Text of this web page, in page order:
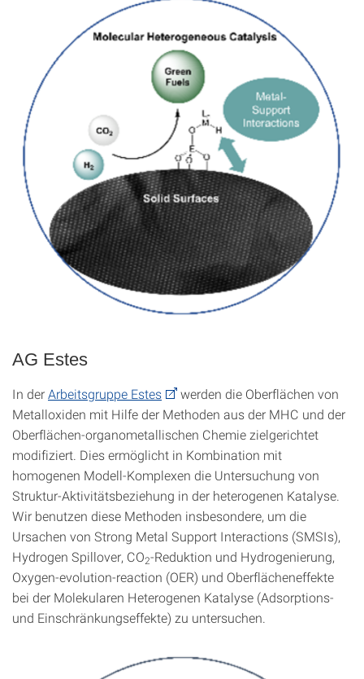
AG Estes
In derArbeitsgruppe Estes
werden die Oberflächen von
Metalloxiden mit Hilfe der Methoden aus der MHC und der
Oberflächen‑organometallischen Chemie zielgerichtet
modifiziert. Dies ermöglicht in Kombination mit
homogenen Modell-Komplexen die Untersuchung von
Struktur-Aktivitätsbeziehung in der heterogenen Katalyse.
Wir benutzen diese Methoden insbesondere, um die
Ursachen von Strong Metal Support Interactions (SMSIs),
Hydrogen Spillover, CO2-Reduktion und Hydrogenierung,
Oxygen‑evolution‑reaction (OER) und Oberflächeneffekte
bei der Molekularen Heterogenen Katalyse (Adsorptions-
und Einschränkungseffekte) zu untersuchen.